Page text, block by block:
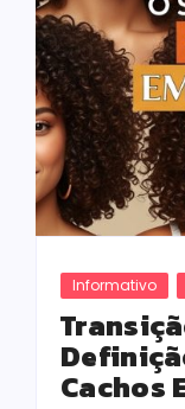
Informativo
Cachos